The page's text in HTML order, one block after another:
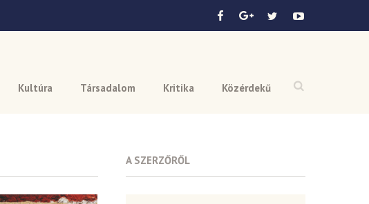
Kultúra Társadalom Kritika Közérdekű
A SZERZŐRŐL